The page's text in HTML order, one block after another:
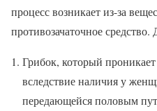
процесс возникает из-за
противозачаточное
Грибок, который
вследствие наличия у
передающейся половым